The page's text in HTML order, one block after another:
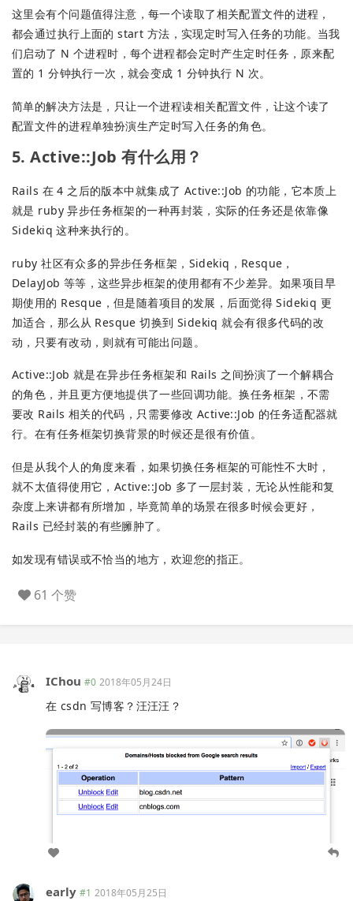
这里会有个问题值得注意，每一个读取了相关配置文件的进程，
都会通过执行上面的 start 方法，实现定时写入任务的功能。当我
们启动了 N 个进程时，每个进程都会定时产生定时任务，原来配
置的 1 分钟执行一次，就会变成 1 分钟执行 N 次。
简单的解决方法是，只让一个进程读相关配置文件，让这个读了
配置文件的进程单独扮演生产定时写入任务的角色。
5. Active::Job 有什么用？
Rails 在 4 之后的版本中就集成了 Active::Job 的功能，它本质上
就是 ruby 异步任务框架的一种再封装，实际的任务还是依靠像
Sidekiq 这种来执行的。
ruby 社区有众多的异步任务框架，Sidekiq，Resque，
DelayJob 等等，这些异步框架的使用都有不少差异。如果项目早
期使用的 Resque，但是随着项目的发展，后面觉得 Sidekiq 更
加适合，那么从 Resque 切换到 Sidekiq 就会有很多代码的改
动，只要有改动，则就有可能出问题。
Active::Job 就是在异步任务框架和 Rails 之间扮演了一个解耦合
的角色，并且更方便地提供了一些回调功能。换任务框架，不需
要改 Rails 相关的代码，只需要修改 Active::Job 的任务适配器就
行。在有任务框架切换背景的时候还是很有价值。
但是从我个人的角度来看，如果切换任务框架的可能性不大时，
就不太值得使用它，Active::Job 多了一层封装，无论从性能和复
杂度上来讲都有所增加，毕竟简单的场景在很多时候会更好，
Rails 已经封装的有些臃肿了。
如发现有错误或不恰当的地方，欢迎您的指正。
61 个赞
IChou #0 2018年05月24日
在 csdn 写博客？汪汪汪？
early #1 2018年05月25日